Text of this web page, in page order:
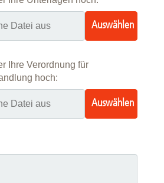
Auswählen
…
Ihre Verordnung für
hoch:
Auswählen
…